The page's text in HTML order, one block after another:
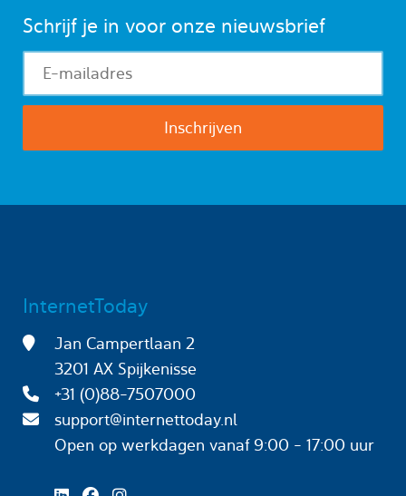
Schrijf je in voor onze nieuwsbrief
InternetToday
Jan Campertlaan 2
3201 AX Spijkenisse
+31 (0)88-7507000
support@internettoday.nl
Open op werkdagen
vanaf 9:00 - 17:00 uur